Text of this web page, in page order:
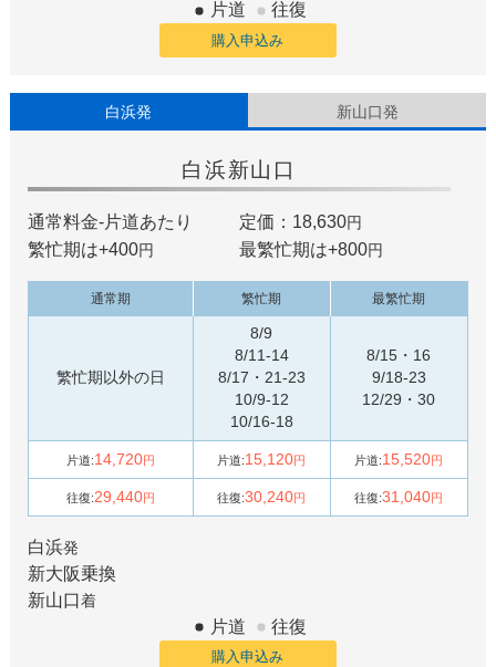
片道 往復
購入申込み
白浜発 新山口発
白浜新山口
通常料金-片道あたり 定価：18,630円
繁忙期は+400円 最繁忙期は+800円
通常期 繁忙期 最繁忙期
繁忙期以外の日
8/9
8/11-14
8/17・21-23
10/9-12
10/16-18
8/15・16
9/18-23
12/29・30
片道:14,720円 片道:15,120円 片道:15,520円
往復:29,440円 往復:30,240円 往復:31,040円
白浜発
新大阪乗換
新山口着
片道 往復
購入申込み